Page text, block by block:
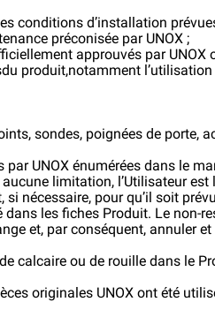
conditions d’installation
préconisée par UNOX ;
approuvés par UNOX
produit,notamment
sondes, poignées de porte,
UNOX énumérées dans le
limitation, l’Utilisateur
nécessaire, pour qu’il soit
les fiches Produit. Le non-
et, par conséquent, annuler
calcaire ou de rouille dans le
originales UNOX ont été